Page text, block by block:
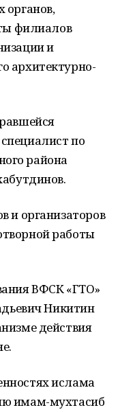
органов,
филиалов
и
архитектурно-
по
района
и организаторов
работы
ВФСК «ГТО»
Никитин
действия
ислама
имам-мухтасиб